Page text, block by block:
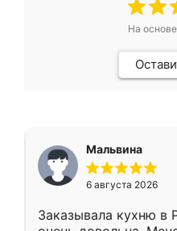
На основе
Мальвина
6 августа 2026
Заказывала кухню в